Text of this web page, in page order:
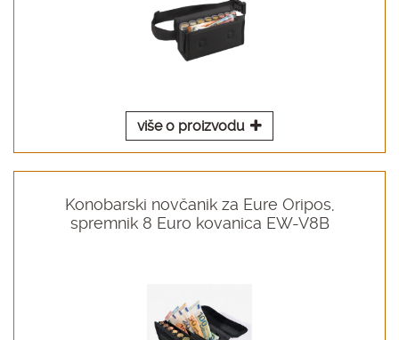
više o proizvodu
Konobarski novčanik za Eure Oripos,
spremnik 8 Euro kovanica EW-V8B